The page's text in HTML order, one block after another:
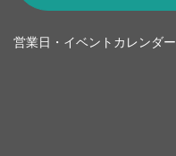
営業日・イベントカレンダー